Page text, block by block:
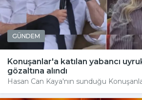
GÜNDEM
Konuşanlar'a katılan yabancı
gözaltına alındı
Hasan Can Kaya'nın sunduğu